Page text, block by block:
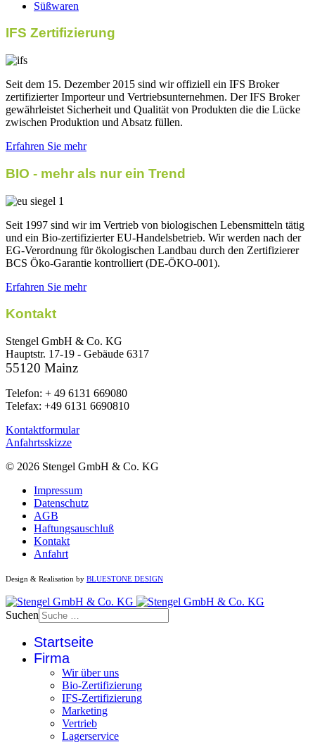
Süßwaren
IFS Zertifizierung
Seit dem 15. Dezember 2015 sind wir offiziell ein IFS Broker
zertifizierter Importeur und Vertriebsunternehmen. Der IFS Broker
gewährleistet Sicherheit und Qualität von Produkten die die Lücke
zwischen Produktion und Absatz füllen.
Erfahren Sie mehr
BIO - mehr als nur ein Trend
Seit 1997 sind wir im Vertrieb von biologischen Lebensmitteln tätig
und ein Bio-zertifizierter EU-Handelsbetrieb. Wir werden nach der
EG-Verordnung für ökologischen Landbau durch den Zertifizierer
BCS Öko-Garantie kontrolliert (DE-ÖKO-001).
Erfahren Sie mehr
Kontakt
Stengel GmbH & Co. KG
Hauptstr. 17-19 - Gebäude 6317
55120 Mainz
Telefon: + 49 6131 669080
Telefax: +49 6131 6690810
Kontaktformular
Anfahrtsskizze
© 2026 Stengel GmbH & Co. KG
Impressum
Datenschutz
AGB
Haftungsauschluß
Kontakt
Anfahrt
Design & Realisation by BLUESTONE DESIGN
Suchen
Startseite
Firma
Wir über uns
Bio-Zertifizierung
IFS-Zertifizierung
Marketing
Vertrieb
Lagerservice